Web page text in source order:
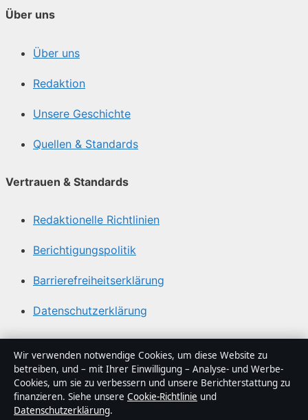
Über uns
Über uns
Redaktion
Unsere Geschichte
Quellen & Standards
Vertrauen & Standards
Redaktionelle Richtlinien
Berichtigungspolitik
Barrierefreiheitserklärung
Datenschutzerklärung
Über Politikstudio in Kürze
Politikstudio ist ein unabhängiger digitaler
Nachrichtenanbieter mit Fokus auf Politik, Wirtschaft,
Technik und Gesellschaft in Deutschland. Jeder Artikel
Wir verwenden notwendige Cookies, um diese Website zu
betreiben, und – mit Ihrer Einwilligung – Analyse- und Werbe-
Cookies, um sie zu verbessern und unsere Berichterstattung zu
finanzieren. Siehe unsere Cookie-Richtlinie und
Datenschutzerklärung.